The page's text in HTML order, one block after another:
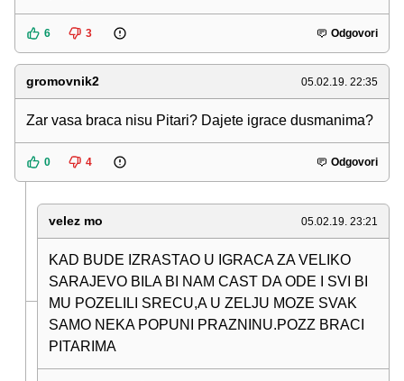
6 3 Odgovori
gromovnik2 05.02.19. 22:35
Zar vasa braca nisu Pitari? Dajete igrace dusmanima?
0 4 Odgovori
velez mo 05.02.19. 23:21
KAD BUDE IZRASTAO U IGRACA ZA VELIKO
SARAJEVO BILA BI NAM CAST DA ODE I SVI BI
MU POZELILI SRECU,A U ZELJU MOZE SVAK
SAMO NEKA POPUNI PRAZNINU.POZZ BRACI
PITARIMA